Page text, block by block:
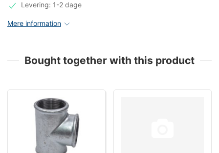
Levering: 1-2 dage
Mere information
Bought together with this product